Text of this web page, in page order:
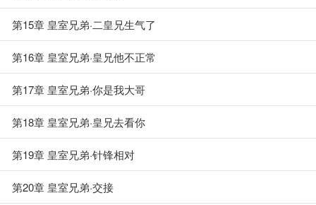
第15章 皇室兄弟·二皇兄生气了
第16章 皇室兄弟·皇兄他不正常
第17章 皇室兄弟·你是我大哥
第18章 皇室兄弟·皇兄去看你
第19章 皇室兄弟·针锋相对
第20章 皇室兄弟·交接